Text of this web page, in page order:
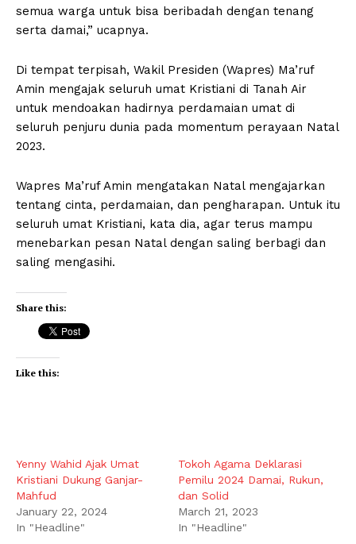
semua warga untuk bisa beribadah dengan tenang
serta damai,” ucapnya.
Di tempat terpisah, Wakil Presiden (Wapres) Ma’ruf
Amin mengajak seluruh umat Kristiani di Tanah Air
untuk mendoakan hadirnya perdamaian umat di
seluruh penjuru dunia pada momentum perayaan Natal
2023.
Wapres Ma’ruf Amin mengatakan Natal mengajarkan
tentang cinta, perdamaian, dan pengharapan. Untuk itu
seluruh umat Kristiani, kata dia, agar terus mampu
menebarkan pesan Natal dengan saling berbagi dan
saling mengasihi.
Share this:
Like this:
Yenny Wahid Ajak Umat
Kristiani Dukung Ganjar-
Mahfud
January 22, 2024
In "Headline"
Tokoh Agama Deklarasi
Pemilu 2024 Damai, Rukun,
dan Solid
March 21, 2023
In "Headline"